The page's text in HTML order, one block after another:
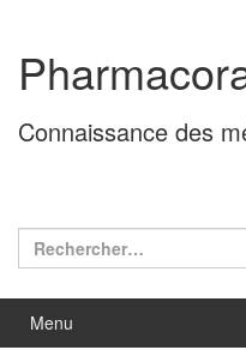
contenu
menu
principal
Connaissance des
Rechercher :
Menu